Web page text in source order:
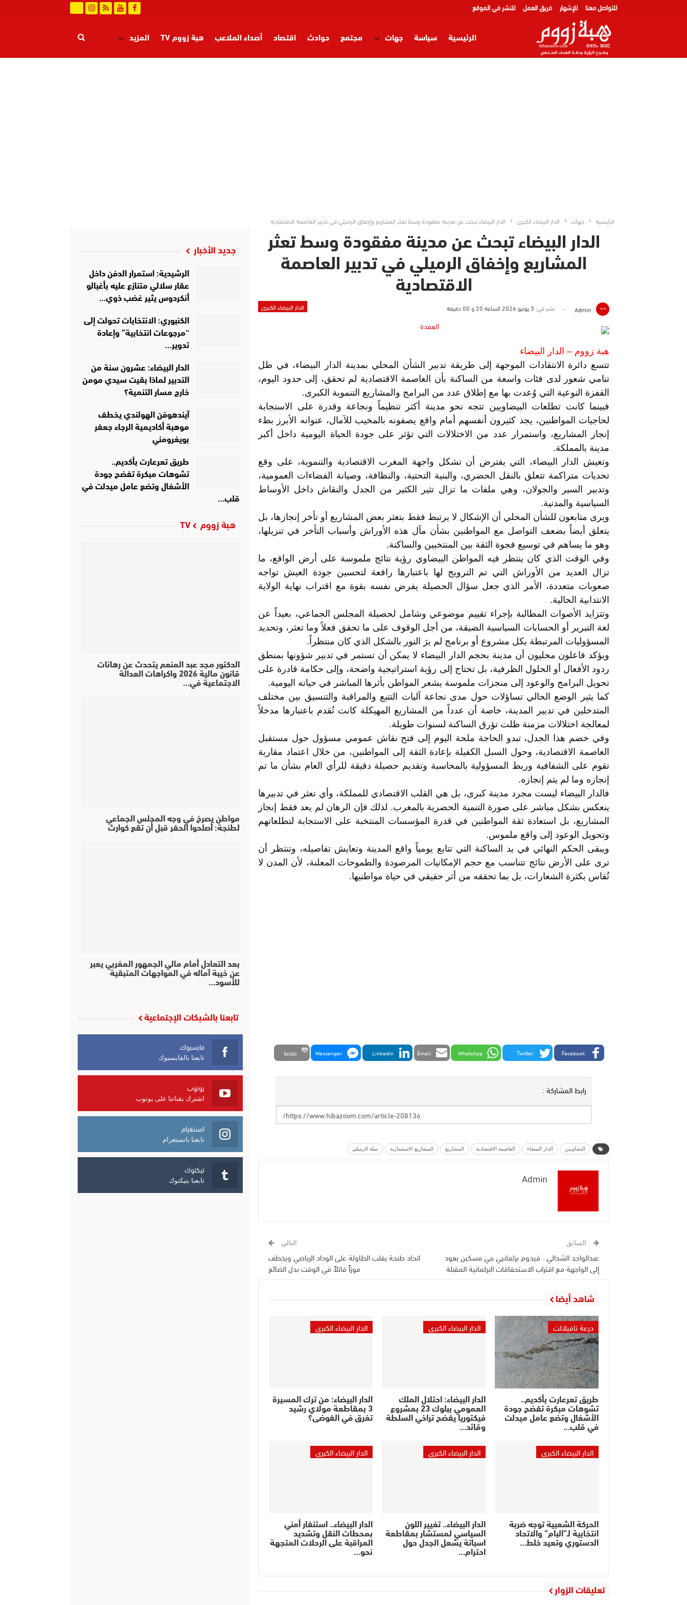
للتواصل معنا للإشهار فريق العمل للنشر في الموقع
الرئيسية سياسة جهات مجتمع حوادث اقتصاد أصداء الملاعب هبة زووم TV المزيد
الرئيسية جهات الدار البيضاء الكبرى الدار البيضاء تبحث عن مدينة مفقودة وسط تعثر المشاريع وإخفاق الرميلي في تدبير العاصمة الاقتصادية
الدار البيضاء تبحث عن مدينة مفقودة وسط تعثر
المشاريع وإخفاق الرميلي في تدبير العاصمة
الاقتصادية
الدار البيضاء الكبرى Admin نشر في 3 يونيو 2026 الساعة 20 و 00 دقيقة
هبة زووم – الدار البيضاء
تتسع دائرة الانتقادات الموجهة إلى طريقة تدبير الشأن المحلي بمدينة الدار البيضاء، في ظل
تنامي شعور لدى فئات واسعة من الساكنة بأن العاصمة الاقتصادية لم تحقق، إلى حدود اليوم،
القفزة النوعية التي وُعدت بها مع إطلاق عدد من البرامج والمشاريع التنموية الكبرى.
فبينما كانت تطلعات البيضاويين تتجه نحو مدينة أكثر تنظيماً ونجاعة وقدرة على الاستجابة
لحاجيات المواطنين، يجد كثيرون أنفسهم أمام واقع يصفونه بالمخيب للآمال، عنوانه الأبرز بطء
إنجاز المشاريع، واستمرار عدد من الاختلالات التي تؤثر على جودة الحياة اليومية داخل أكبر
مدينة بالمملكة.
وتعيش الدار البيضاء، التي يفترض أن تشكل واجهة المغرب الاقتصادية والتنموية، على وقع
تحديات متراكمة تتعلق بالنقل الحضري، والبنية التحتية، والنظافة، وصيانة الفضاءات العمومية،
وتدبير السير والجولان، وهي ملفات ما تزال تثير الكثير من الجدل والنقاش داخل الأوساط
السياسية والمدنية.
ويرى متابعون للشأن المحلي أن الإشكال لا يرتبط فقط بتعثر بعض المشاريع أو تأخر إنجازها، بل
يتعلق أيضاً بضعف التواصل مع المواطنين بشأن مآل هذه الأوراش وأسباب التأخر في تنزيلها،
وهو ما يساهم في توسيع فجوة الثقة بين المنتخبين والساكنة.
وفي الوقت الذي كان ينتظر فيه المواطن البيضاوي رؤية نتائج ملموسة على أرض الواقع، ما
تزال العديد من الأوراش التي تم الترويج لها باعتبارها رافعة لتحسين جودة العيش تواجه
صعوبات متعددة، الأمر الذي جعل سؤال الحصيلة يفرض نفسه بقوة مع اقتراب نهاية الولاية
الانتدابية الحالية.
وتتزايد الأصوات المطالبة بإجراء تقييم موضوعي وشامل لحصيلة المجلس الجماعي، بعيداً عن
لغة التبرير أو الحسابات السياسية الضيقة، من أجل الوقوف على ما تحقق فعلاً وما تعثر، وتحديد
المسؤوليات المرتبطة بكل مشروع أو برنامج لم يرَ النور بالشكل الذي كان منتظراً.
ويؤكد فاعلون محليون أن مدينة بحجم الدار البيضاء لا يمكن أن تستمر في تدبير شؤونها بمنطق
ردود الأفعال أو الحلول الظرفية، بل تحتاج إلى رؤية استراتيجية واضحة، وإلى حكامة قادرة على
تحويل البرامج والوعود إلى منجزات ملموسة يشعر المواطن بأثرها المباشر في حياته اليومية.
كما يثير الوضع الحالي تساؤلات حول مدى نجاعة آليات التتبع والمراقبة والتنسيق بين مختلف
المتدخلين في تدبير المدينة، خاصة أن عدداً من المشاريع المهيكلة كانت تُقدم باعتبارها مدخلاً
لمعالجة اختلالات مزمنة ظلت تؤرق الساكنة لسنوات طويلة.
وفي خضم هذا الجدل، تبدو الحاجة ملحة اليوم إلى فتح نقاش عمومي مسؤول حول مستقبل
العاصمة الاقتصادية، وحول السبل الكفيلة بإعادة الثقة إلى المواطنين، من خلال اعتماد مقاربة
تقوم على الشفافية وربط المسؤولية بالمحاسبة وتقديم حصيلة دقيقة للرأي العام بشأن ما تم
إنجازه وما لم يتم إنجازه.
فالدار البيضاء ليست مجرد مدينة كبرى، بل هي القلب الاقتصادي للمملكة، وأي تعثر في تدبيرها
ينعكس بشكل مباشر على صورة التنمية الحضرية بالمغرب. لذلك فإن الرهان لم يعد فقط إنجاز
المشاريع، بل استعادة ثقة المواطنين في قدرة المؤسسات المنتخبة على الاستجابة لتطلعاتهم
وتحويل الوعود إلى واقع ملموس.
ويبقى الحكم النهائي في يد الساكنة التي تتابع يومياً واقع المدينة وتعايش تفاصيله، وتنتظر أن
ترى على الأرض نتائج تتناسب مع حجم الإمكانيات المرصودة والطموحات المعلنة، لأن المدن لا
تُقاس بكثرة الشعارات، بل بما تحققه من أثر حقيقي في حياة مواطنيها.
Facebook
Twitter
WhatsApp
Email
LinkedIn
Messenger طباعة
رابط المشاركة :
البضاويين الدار البيضاء العاصمة الاقتصادية المشاريع المشاريع الاستثمارية نبيلة الرميلي
Admin
السابق
عبدالواحد الشدالي.. قيدوم برلمانيي بني مسكين يعود
إلى الواجهة مع اقتراب الاستحقاقات البرلمانية المقبلة
التالي
اتحاد طنجة يقلب الطاولة على الوداد الرياضي ويخطف
فوزاً قاتلاً في الوقت بدل الضائع
شاهد أيضا
درعة تافيلالت
طريق تعرعارت بأكديم..
تشوهات مبكرة تفضح جودة
الأشغال وتضع عامل ميدلت
في قلب…
الدار البيضاء الكبرى
الدار البيضاء: احتلال الملك
العمومي ببلوك 23 بمشروع
فيكتوريا يفضح تراخي السلطة
وقائد…
الدار البيضاء الكبرى
الدار البيضاء: من ترك المسيرة
3 بمقاطعة مولاي رشيد
تغرق في الفوضى؟
الدار البيضاء الكبرى
الحركة الشعبية توجه ضربة
انتخابية لـ”البام” والاتحاد
الدستوري وتعيد خلط…
الدار البيضاء الكبرى
الدار البيضاء.. تغيير اللون
السياسي لمستشار بمقاطعة
اسباتة يشعل الجدل حول
احترام…
الدار البيضاء الكبرى
الدار البيضاء.. استنفار أمني
بمحطات النقل وتشديد
المراقبة على الرحلات المتجهة
نحو…
تعليقات الزوار
جديد الأخبار
الرشيدية: استمرار الدفن داخل
عقار سلالي متنازع عليه بأغبالو
أنكردوس يثير غضب ذوي…
الكنبوري: الانتخابات تحولت إلى
“مرجوعات انتخابية” وإعادة
تدوير…
الدار البيضاء: عشرون سنة من
التدبير لماذا بقيت سيدي مومن
خارج مسار التنمية؟
آيندهوفن الهولندي يخطف
موهبة أكاديمية الرجاء جعفر
بويغرومني
طريق تعرعارت بأكديم..
تشوهات مبكرة تفضح جودة
الأشغال وتضع عامل ميدلت في
قلب…
هبة زووم TV
الدكتور مجد عبد المنعم يتحدث عن رهانات
قانون مالية 2026 واكراهات العدالة
الاجتماعية في…
مواطن يصرخ في وجه المجلس الجماعي
لطنجة: أصلحوا الحفر قبل أن تقع كوارث
بعد التعادل أمام مالي الجمهور المغربي يعبر
عن خيبة آماله في المواجهات المتبقية
للأسود…
تابعنا بالشبكات الإجتماعية
فايسبوك
تابعنا بالفايسبوك
يوتوب
اشترك بقناتنا على يوتوب
انستغرام
تابعنا بانستغرام
تيكتوك
تابعنا بتيكتوك